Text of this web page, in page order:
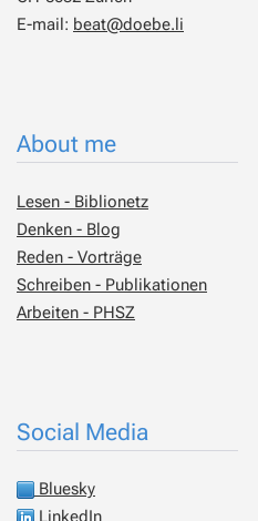
E-mail: beat@doebe.li
About me
Lesen - Biblionetz
Denken - Blog
Reden - Vorträge
Schreiben - Publikationen
Arbeiten - PHSZ
Social Media
Bluesky
LinkedIn